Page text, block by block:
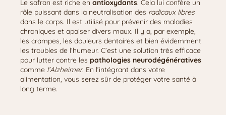
Le safran est riche en antioxydants. Cela lui confère un
rôle puissant dans la neutralisation des radicaux libres
dans le corps. Il est utilisé pour prévenir des maladies
chroniques et apaiser divers maux. Il y a, par exemple,
les crampes, les douleurs dentaires et bien évidemment
les troubles de l’humeur. C’est une solution très efficace
pour lutter contre les pathologies neurodégénératives
comme l’Alzheimer. En l’intégrant dans votre
alimentation, vous serez sûr de protéger votre santé à
long terme.